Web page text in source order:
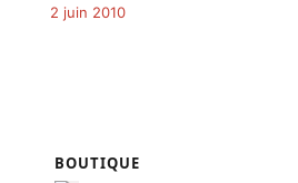
2 juin 2010
BOUTIQUE